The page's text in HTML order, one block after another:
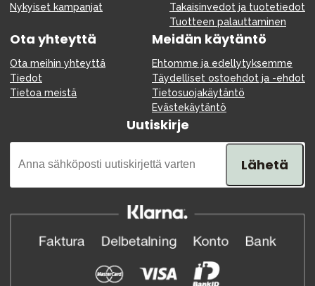
Nykyiset kampanjat
Takaisinvedot ja tuotetiedot
Tuotteen palauttaminen
Ota yhteyttä
Ota meihin yhteyttä
Tiedot
Tietoa meistä
Meidän käytäntö
Ehtomme ja edellytyksemme
Täydelliset ostoehdot ja -ehdot
Tietosuojakäytäntö
Evästekäytäntö
Uutiskirje
Lähetä